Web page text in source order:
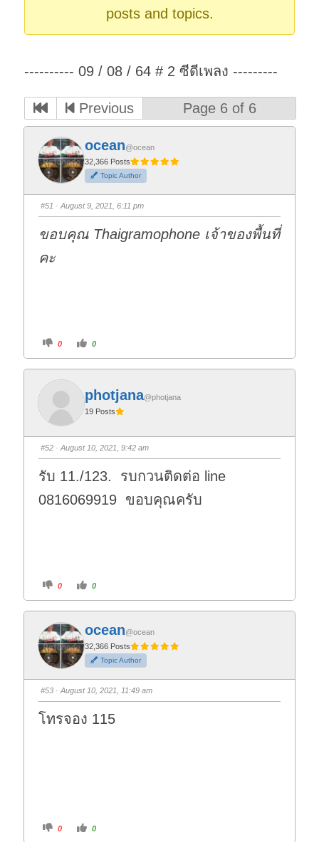
posts and topics.
---------- 09 / 08 / 64 # 2 ซีดีเพลง ---------
Previous Page 6 of 6
ocean@ocean
32,366 Posts
Topic Author
#51 · August 9, 2021, 6:11 pm
ขอบคุณ Thaigramophone เจ้าของพื้นที่
คะ
C
i
k
f
t
h
m
b
d
o
n
.
0
C
i
k
r
t
h
b
u
p
0
photjana@photjana
19 Posts
#52 · August 10, 2021, 9:42 am
รับ 11./123. รบกวนติดต่อ line
0816069919 ขอบคุณครับ
C
i
f
o
r
t
h
u
m
b
d
o
n
.
0
C
i
o
t
h
u
m
b
u
p
0
ocean@ocean
32,366 Posts
Topic Author
#53 · August 10, 2021, 11:49 am
โทรจอง 115
C 0
C 0